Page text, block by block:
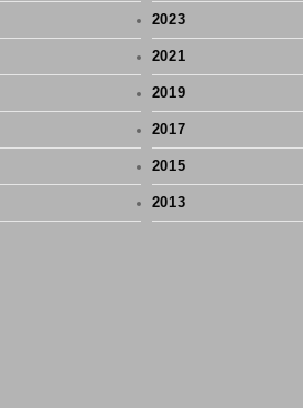
2023
2021
2019
2017
2015
2013